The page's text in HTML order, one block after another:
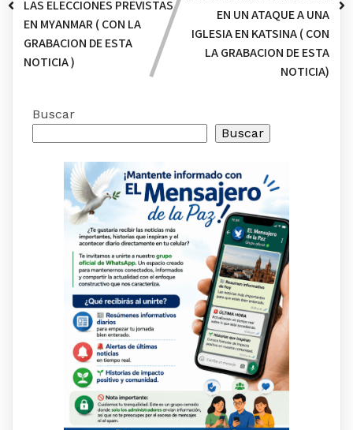
LAS ELECCIONES PREVISTAS
EN MYANMAR ( CON LA
GRABACION DE ESTA
NOTICIA )
EN UN ATAQUE A UNA
IGLESIA EN KATSINA ( CON
LA GRABACION DE ESTA
NOTICIA)
Buscar
Buscar